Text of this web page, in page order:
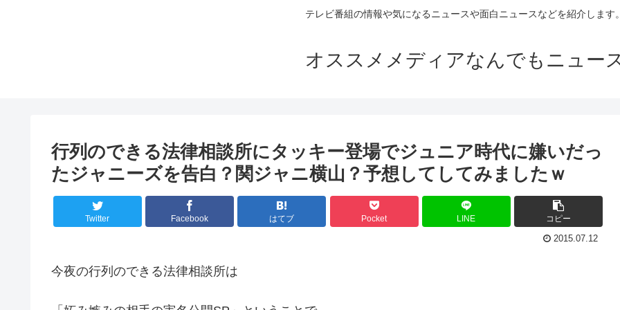
テレビ番組の情報や気になるニュースや面白ニュースなどを紹介します
オススメメディアなんでもニュー
行列のできる法律相談所にタッキー登場でジュニア時代に嫌いだっ
たジャニーズを告白？関ジャニ横山？予想してしてみましたｗ
Twitter Facebook はてブ Pocket LINE コピー
2015.07.12
今夜の行列のできる法律相談所は